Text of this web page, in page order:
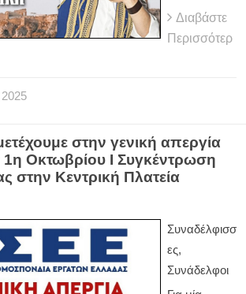
Διαβάστε
Περισσότερ
2025
στην γενική απεργία
1η Οκτωβρίου Ι Συγκέντρωση
στην Κεντρική Πλατεία
Συναδέλφισσ
ες,
Συνάδελφοι